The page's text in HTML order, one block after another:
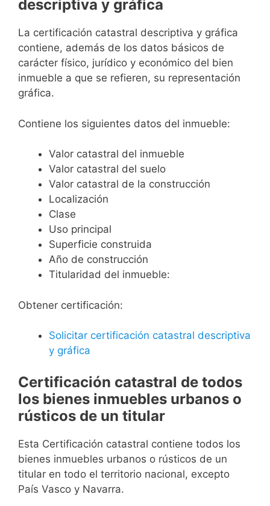
descriptiva y gráfica
La certificación catastral descriptiva y gráfica
contiene, además de los datos básicos de
carácter físico, jurídico y económico del bien
inmueble a que se refieren, su representación
gráfica.
Contiene los siguientes datos del inmueble:
Valor catastral del inmueble
Valor catastral del suelo
Valor catastral de la construcción
Localización
Clase
Uso principal
Superficie construida
Año de construcción
Titularidad del inmueble:
Obtener certificación:
Solicitar certificación catastral descriptiva
y gráfica
Certificación catastral de todos
los bienes inmuebles urbanos o
rústicos de un titular
Esta Certificación catastral contiene todos los
bienes inmuebles urbanos o rústicos de un
titular en todo el territorio nacional, excepto
País Vasco y Navarra.